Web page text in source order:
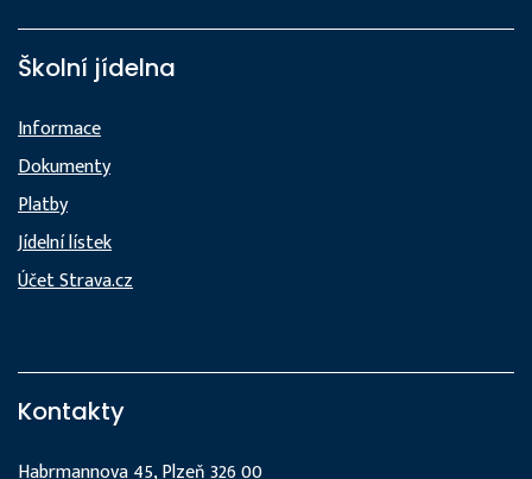
Školní jídelna
Informace
Dokumenty
Platby
Jídelní lístek
Účet Strava.cz
Kontakty